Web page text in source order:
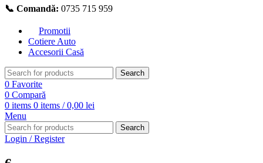
📞 Comandă: 0735 715 959
Promotii
Cotiere Auto
Accesorii Casă
Search
0 Favorite
0 Compară
0 items 0 items / 0,00 lei
Menu
Search
Login / Register